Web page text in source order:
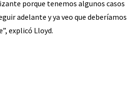
porque tenemos algunos casos
adelante y ya veo que deberíamos
explicó Lloyd.